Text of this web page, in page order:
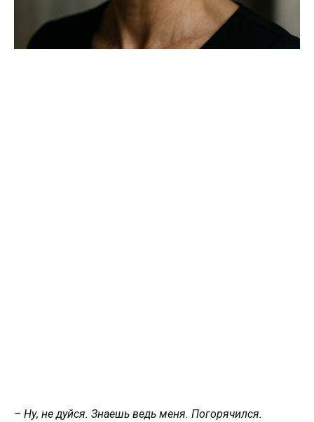
– Ну, не дуйся. Знаешь ведь меня. Погорячился.